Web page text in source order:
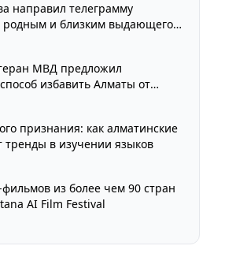
направил телеграмму
родным и близким выдающегося
Амиркулова
МВД предложил
избавить Алматы от
признания: как алматинские
тренды в изучении языков
из более чем 90 стран
AI Film Festival